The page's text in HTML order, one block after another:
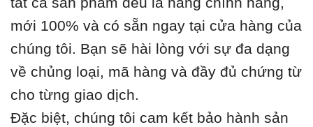
mới 100% và có sẵn ngay tại cửa hàng của
chúng tôi. Bạn sẽ hài lòng với sự đa dạng
về chủng loại, mã hàng và đầy đủ chứng từ
cho từng giao dịch.
Đặc biệt, chúng tôi cam kết bảo hành sản